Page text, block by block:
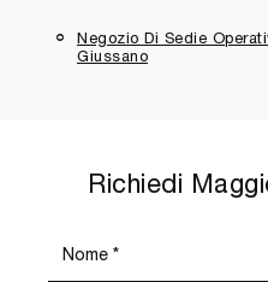
Negozio Di Sedie
Giussano
Richiedi